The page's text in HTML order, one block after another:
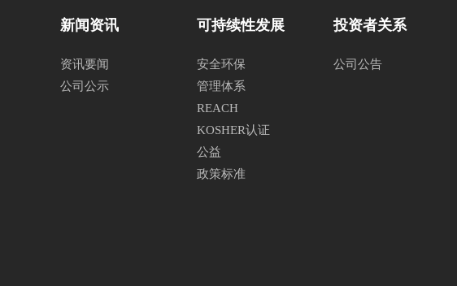
新闻资讯
资讯要闻
公司公示
可持续性发展
安全环保
管理体系
REACH
KOSHER认证
公益
政策标准
投资者关系
公司公告